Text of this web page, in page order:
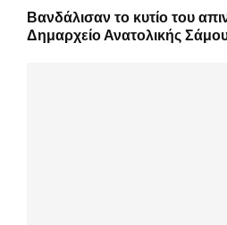
Βανδάλισαν το κυτίο του
Δημαρχείο Ανατολικής